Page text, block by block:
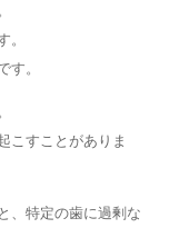
。
す。
こすことがありま
、特定の歯に過剰な